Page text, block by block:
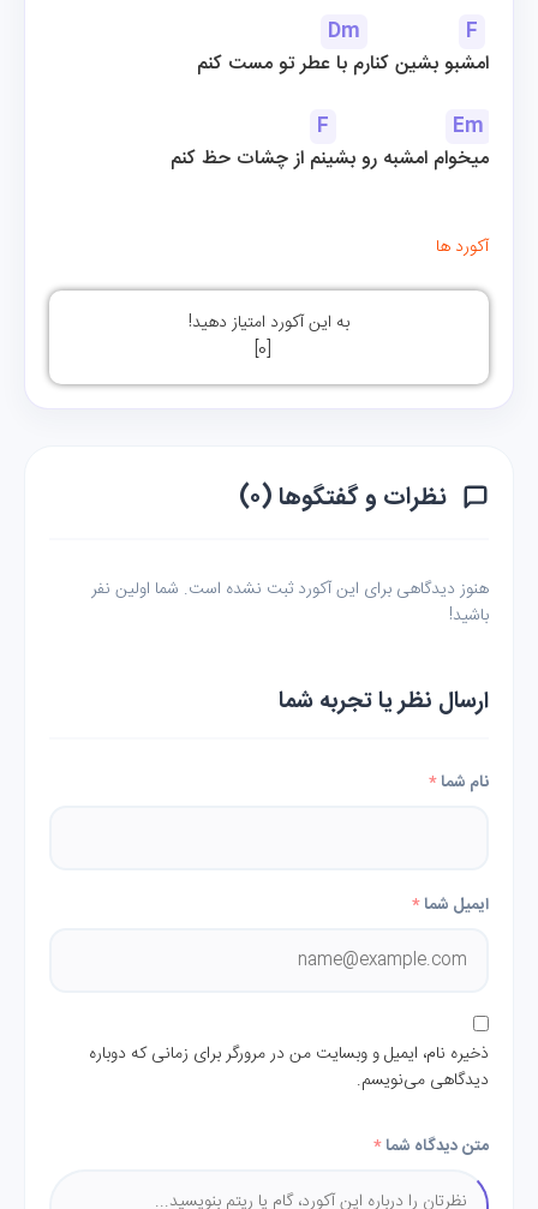
Dm
F
امشبو بشین کنارم با عطر تو مست کنم
F
Em
میخوام امشبه رو بشینم از چشات حظ کنم
آکورد ها
به این آکورد امتیاز دهید!
[
0
]
نظرات و گفتگوها (۰)
هنوز دیدگاهی برای این آکورد ثبت نشده است. شما اولین نفر
باشید!
ارسال نظر یا تجربه شما
نام شما*
ایمیل شما*
ذخیره نام، ایمیل و وبسایت من در مرورگر برای زمانی که دوباره
دیدگاهی می‌نویسم.
متن دیدگاه شما*